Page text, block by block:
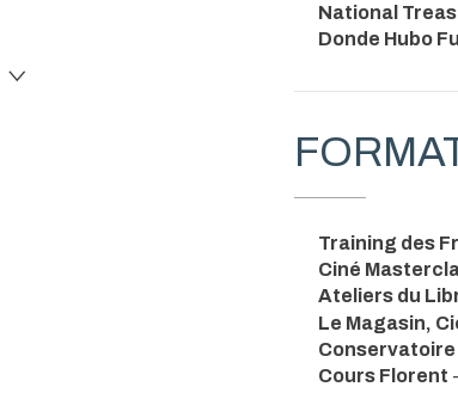
National
Donde Hubo
Training des
Ciné
Ateliers du
Le Magasin,
Conservatoire
Cours Florent -